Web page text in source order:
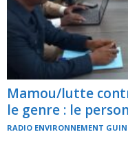
Mamou/lutte
le genre : le
RADIO ENVIRONNEMENT